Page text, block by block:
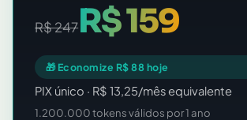
R$ 247R$ 159
🎁 Economize R$ 88 hoje
PIX único · R$ 13,25/mês equivalente
1.200.000 tokens válidos por 1 ano